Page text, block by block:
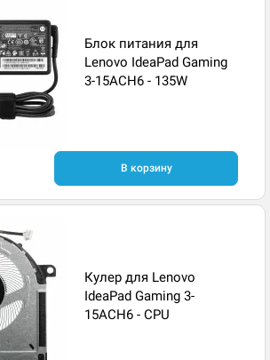
Блок питания для
Lenovo IdeaPad Gaming
3-15ACH6 - 135W
В корзину
Кулер для Lenovo
IdeaPad Gaming 3-
15ACH6 - CPU